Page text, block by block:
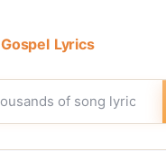
Gospel Lyrics